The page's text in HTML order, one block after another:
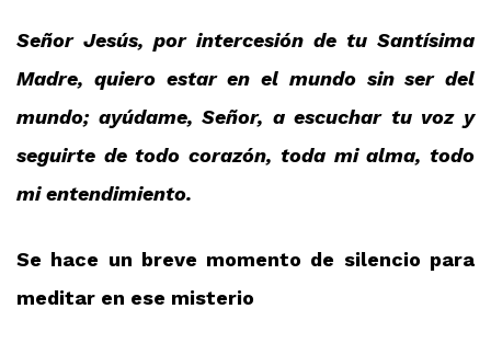
Señor Jesús, por intercesión de tu Santísima
Madre, quiero estar en el mundo sin ser del
mundo; ayúdame, Señor, a escuchar tu voz y
seguirte de todo corazón, toda mi alma, todo
mi entendimiento.
Se hace un breve momento de silencio para
meditar en ese misterio